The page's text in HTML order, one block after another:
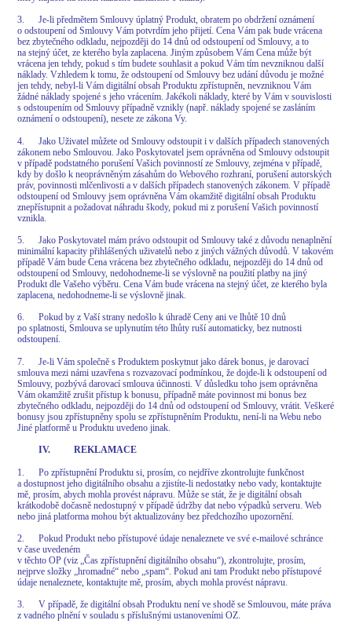
3. Je-li předmětem Smlouvy úplatný Produkt, obratem po obdržení oznámení
o odstoupení od Smlouvy Vám potvrdím jeho přijetí. Cena Vám pak bude vrácena
bez zbytečného odkladu, nejpozději do 14 dnů od odstoupení od Smlouvy, a to
na stejný účet, ze kterého byla zaplacena. Jiným způsobem Vám Cena může být
vrácena jen tehdy, pokud s tím budete souhlasit a pokud Vám tím nevzniknou další
náklady. Vzhledem k tomu, že odstoupení od Smlouvy bez udání důvodu je možné
jen tehdy, nebyl-li Vám digitální obsah Produktu zpřístupněn, nevzniknou Vám
žádné náklady spojené s jeho vrácením. Jakékoli náklady, které by Vám v souvislosti
s odstoupením od Smlouvy případně vznikly (např. náklady spojené se zasláním
oznámení o odstoupení), nesete ze zákona Vy.
4. Jako Uživatel můžete od Smlouvy odstoupit i v dalších případech stanovených
zákonem nebo Smlouvou. Jako Poskytovatel jsem oprávněna od Smlouvy odstoupit
v případě podstatného porušení Vašich povinností ze Smlouvy, zejména v případě,
kdy by došlo k neoprávněným zásahům do Webového rozhraní, porušení autorských
práv, povinnosti mlčenlivosti a v dalších případech stanovených zákonem. V případě
odstoupení od Smlouvy jsem oprávněna Vám okamžitě digitální obsah Produktu
znepřístupnit a požadovat náhradu škody, pokud mi z porušení Vašich povinností
vznikla.
5. Jako Poskytovatel mám právo odstoupit od Smlouvy také z důvodu nenaplnění
minimální kapacity přihlášených uživatelů nebo z jiných vážných důvodů. V takovém
případě Vám bude Cena vrácena bez zbytečného odkladu, nejpozději do 14 dnů od
odstoupení od Smlouvy, nedohodneme-li se výslovně na použití platby na jiný
Produkt dle Vašeho výběru. Cena Vám bude vrácena na stejný účet, ze kterého byla
zaplacena, nedohodneme-li se výslovně jinak.
6. Pokud by z Vaší strany nedošlo k úhradě Ceny ani ve lhůtě 10 dnů
po splatnosti, Smlouva se uplynutím této lhůty ruší automaticky, bez nutnosti
odstoupení.
7. Je-li Vám společně s Produktem poskytnut jako dárek bonus, je darovací
smlouva mezi námi uzavřena s rozvazovací podmínkou, že dojde-li k odstoupení od
Smlouvy, pozbývá darovací smlouva účinnosti. V důsledku toho jsem oprávněna
Vám okamžitě zrušit přístup k bonusu, případně máte povinnost mi bonus bez
zbytečného odkladu, nejpozději do 14 dnů od odstoupení od Smlouvy, vrátit. Veškeré
bonusy jsou zpřístupněny spolu se zpřístupněním Produktu, není-li na Webu nebo
Jiné platformě u Produktu uvedeno jinak.
IV. REKLAMACE
1. Po zpřístupnění Produktu si, prosím, co nejdříve zkontrolujte funkčnost
a dostupnost jeho digitálního obsahu a zjistíte-li nedostatky nebo vady, kontaktujte
mě, prosím, abych mohla provést nápravu. Může se stát, že je digitální obsah
krátkodobě dočasně nedostupný v případě údržby dat nebo výpadků serveru. Web
nebo jiná platforma mohou být aktualizovány bez předchozího upozornění.
2. Pokud Produkt nebo přístupové údaje nenaleznete ve své e-mailové schránce
v čase uvedeném
v těchto OP (viz „Čas zpřístupnění digitálního obsahu“), zkontrolujte, prosím,
nejprve složky „hromadné“ nebo „spam“. Pokud ani tam Produkt nebo přístupové
údaje nenaleznete, kontaktujte mě, prosím, abych mohla provést nápravu.
3. V případě, že digitální obsah Produktu není ve shodě se Smlouvou, máte práva
z vadného plnění v souladu s příslušnými ustanoveními OZ.